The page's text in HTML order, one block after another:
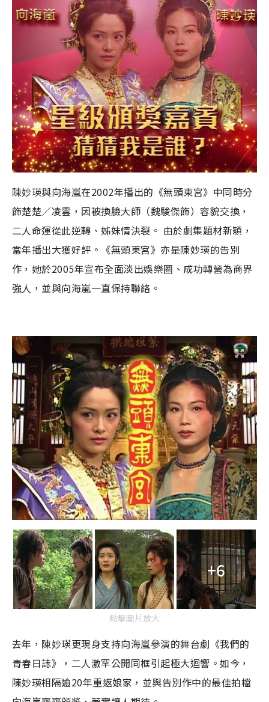
陳妙瑛與向海嵐在2002年播出的《無頭東宮》中同時分
飾楚楚／凌雲，因被換臉大師（魏駿傑飾）容貌交換，
二人命運從此逆轉、姊妹情決裂。 由於劇集題材新穎，
當年播出大獲好評。《無頭東宮》亦是陳妙瑛的告別
作，她於2005年宣布全面淡出娛樂圈、成功轉營為商界
強人，並與向海嵐一直保持聯絡。
+6
點擊圖片放大
去年，陳妙瑛更現身支持向海嵐參演的舞台劇《我們的
青春日誌》，二人激罕公開同框引起極大迴響。如今，
陳妙瑛相隔逾20年重返娘家，並與告別作中的最佳拍檔